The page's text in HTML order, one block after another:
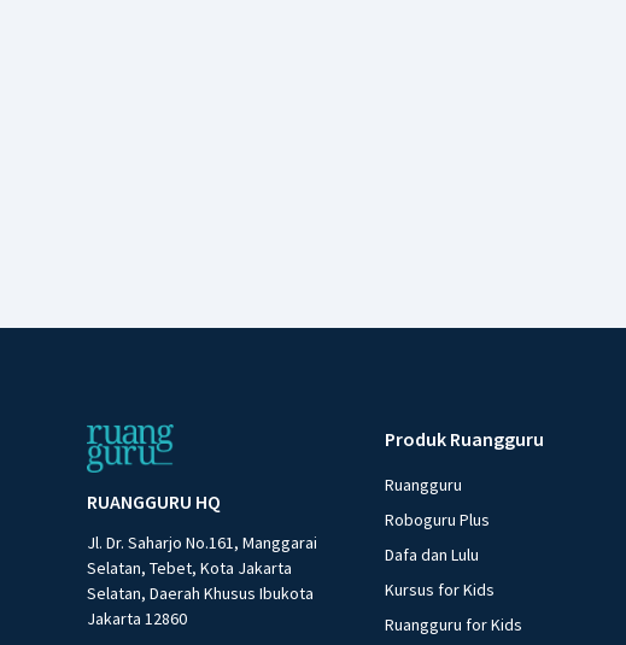
RUANGGURU HQ
Jl. Dr. Saharjo No.161, Manggarai
Selatan, Tebet, Kota Jakarta
Selatan, Daerah Khusus Ibukota
Jakarta 12860
Produk Ruangguru
Ruangguru
Roboguru Plus
Dafa dan Lulu
Kursus for Kids
Ruangguru for Kids